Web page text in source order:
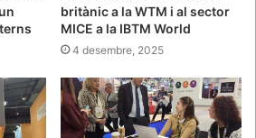
britànic a la WTM i al sector
MICE a la IBTM World
4 desembre, 2025